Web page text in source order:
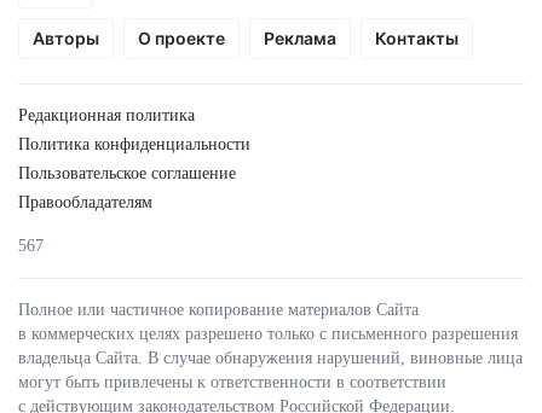
Авторы О проекте Реклама Контакты
Редакционная политика
Политика конфиденциальности
Пользовательское соглашение
Правообладателям
567
Полное или частичное копирование материалов Сайта
в коммерческих целях разрешено только с письменного разрешения
владельца Сайта. В случае обнаружения нарушений, виновные лица
могут быть привлечены к ответственности в соответствии
с действующим законодательством Российской Федерации.